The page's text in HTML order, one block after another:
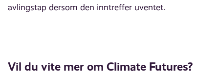
avlingstap dersom den inntreffer uventet.
Vil du vite mer om Climate Futures?